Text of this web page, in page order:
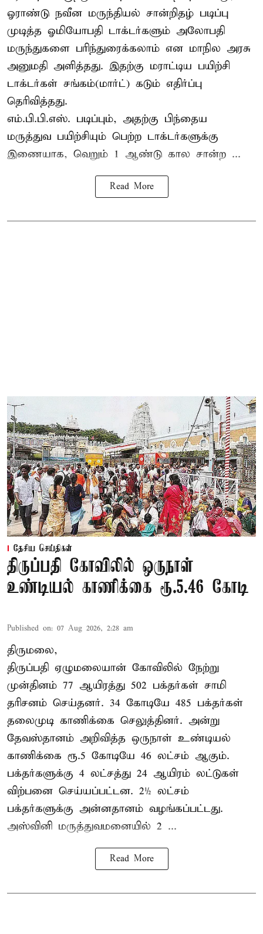
ஓராண்டு நவீன மருந்தியல் சான்றிதழ் படிப்பு
முடித்த ஓமியோபதி டாக்டர்களும் அலோபதி
மருந்துகளை பரிந்துரைக்கலாம் என மாநில அரசு
அனுமதி அளித்தது. இதற்கு மராட்டிய பயிற்சி
டாக்டர்கள் சங்கம்(மார்ட்) கடும் எதிர்ப்பு
தெரிவித்தது.
எம்.பி.பி.எஸ். படிப்பும், அதற்கு பிந்தைய
மருத்துவ பயிற்சியும் பெற்ற டாக்டர்களுக்கு
இணையாக, வெறும் 1 ஆண்டு கால சான்ற ...
Read More
தேசிய செய்திகள்
திருப்பதி கோவிலில் ஒருநாள்
உண்டியல் காணிக்கை ரூ.5.46 கோடி
Published on: 07 Aug 2026, 2:28 am
திருமலை,
திருப்பதி ஏழுமலையான் கோவிலில் நேற்று
முன்தினம் 77 ஆயிரத்து 502 பக்தர்கள் சாமி
தரிசனம் செய்தனர். 34 கோடியே 485 பக்தர்கள்
தலைமுடி காணிக்கை செலுத்தினர். அன்று
தேவஸ்தானம் அறிவித்த ஒருநாள் உண்டியல்
காணிக்கை ரூ.5 கோடியே 46 லட்சம் ஆகும்.
பக்தர்களுக்கு 4 லட்சத்து 24 ஆயிரம் லட்டுகள்
விற்பனை செய்யப்பட்டன. 2½ லட்சம்
பக்தர்களுக்கு அன்னதானம் வழங்கப்பட்டது.
அஸ்வினி மருத்துவமனையில் 2 ...
Read More